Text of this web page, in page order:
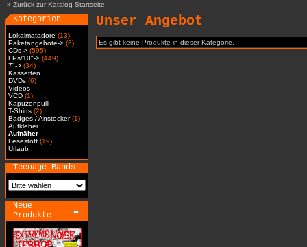
» Zurück zur Katalog-Startseite
Kategorien
Lokalmatadore (13)
Paketangebote-> (6)
CDs-> (595)
LPs/10"-> (449)
7"-> (34)
Kassetten
DVDs (6)
Videos
VCD (1)
Kapuzenpulli
T-Shirts (2)
Badges / Anstecker(1)
Aufkleber
Aufnäher
Lesestoff (19)
Urlaub
Teenage Bands
Neue
Produkte
Unser Angebot
Es gibt keine Produkte in dieser Kategorie.